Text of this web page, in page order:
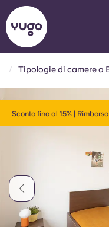
Sedi English
Chinese
Català
Italian
Tipologie di camere a
Sconto fino al 15% |